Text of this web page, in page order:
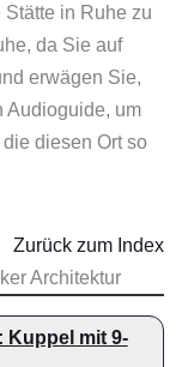
in Ruhe zu
da Sie auf
erwägen Sie,
Audioguide, um
diesen Ort so
Architektur
Zurück zum Index
Kuppel mit 9-